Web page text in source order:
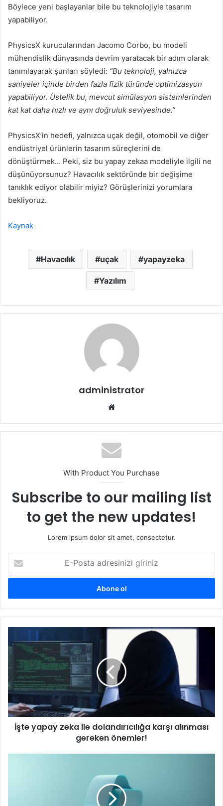
Böylece yeni başlayanlar bile bu teknolojiyle tasarım
yapabiliyor.
PhysicsX kurucularından Jacomo Corbo, bu modeli
mühendislik dünyasında devrim yaratacak bir adım olarak
tanımlayarak şunları söyledi: “Bu teknoloji, yalnızca
saniyeler içinde birden fazla fizik türünde optimizasyon
yapabiliyor. Üstelik bu, mevcut simülasyon sistemlerinden
kat kat daha hızlı ve aynı doğruluk seviyesinde.”
PhysicsX’in hedefi, yalnızca uçak değil, otomobil ve diğer
endüstriyel ürünlerin tasarım süreçlerini de
dönüştürmek… Peki, siz bu yapay zekaa modeliyle ilgili ne
düşünüyorsunuz? Havacılık sektöründe bir değişime
tanıklık ediyor olabilir miyiz? Görüşlerinizi yorumlara
bekliyoruz.
Kaynak
Havacılık uçak yapayzeka
Yazılım
administrator
With Product You Purchase
Subscribe to our mailing list
to get the new updates!
Lorem ipsum dolor sit amet, consectetur.
Posta
adresinizi
yapay
dolandırıcılığa
karşı
alınması
gereken
önemler!
İşte yapay zeka ile dolandırıcılığa karşı alınması
gereken önemler!